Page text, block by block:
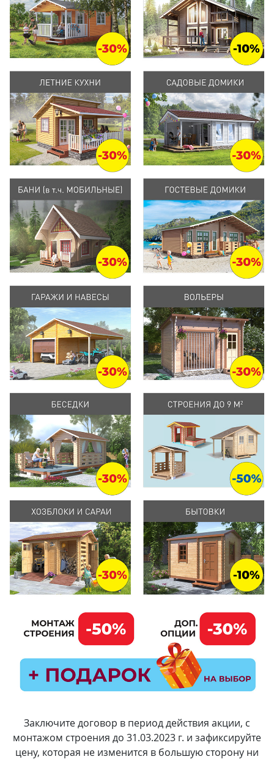
Заключите договор в период действия акции, с
монтажом строения до 31.03.2023 г. и зафиксируйте
цену, которая не изменится в большую сторону ни